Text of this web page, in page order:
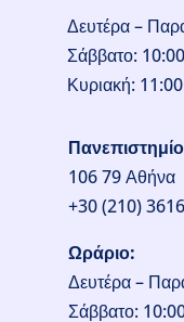
Δευτέρα –
Σάββατο:
Κυριακή:
106 79 Αθήνα
+30 (210)
Ωράριο:
Δευτέρα –
Σάββατο: